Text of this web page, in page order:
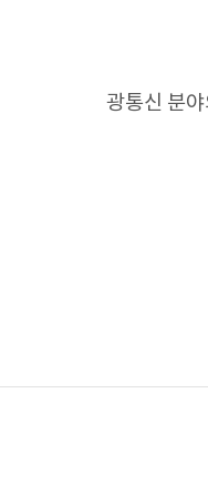
광통신 분